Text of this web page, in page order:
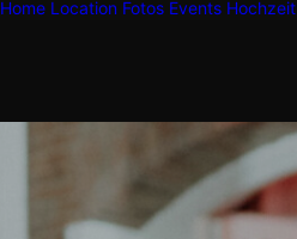
Home Location Fotos Events Hochzeit